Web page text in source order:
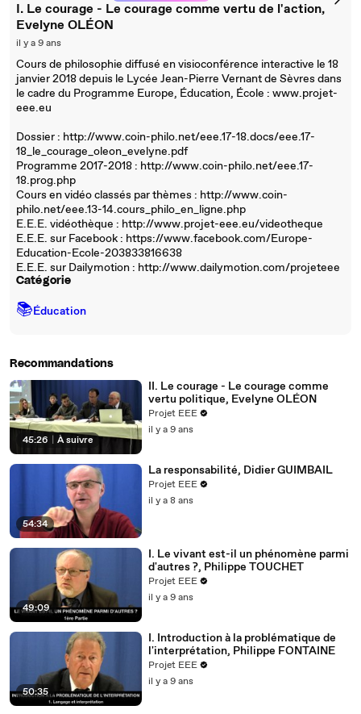
I. Le courage - Le courage comme vertu de l'action,
Evelyne OLÉON
il y a 9 ans
Cours de philosophie diffusé en visioconférence interactive le 18
janvier 2018 depuis le Lycée Jean-Pierre Vernant de Sèvres dans
le cadre du Programme Europe, Éducation, École : www.projet-
eee.eu
Dossier : http://www.coin-philo.net/eee.17-18.docs/eee.17-
18_le_courage_oleon_evelyne.pdf
Programme 2017-2018 : http://www.coin-philo.net/eee.17-
18.prog.php
Cours en vidéo classés par thèmes : http://www.coin-
philo.net/eee.13-14.cours_philo_en_ligne.php
E.E.E. vidéothèque : http://www.projet-eee.eu/videotheque
E.E.E. sur Facebook : https://www.facebook.com/Europe-
Education-Ecole-203833816638
E.E.E. sur Dailymotion : http://www.dailymotion.com/projeteee
Catégorie
📚Éducation
Recommandations
45:26 À suivre
II. Le courage - Le courage comme
vertu politique, Evelyne OLÉON
Projet EEE
il y a 9 ans
54:34
La responsabilité, Didier GUIMBAIL
Projet EEE
il y a 8 ans
49:09
I. Le vivant est-il un phénomène parmi
d'autres ?, Philippe TOUCHET
Projet EEE
il y a 9 ans
50:35
I. Introduction à la problématique de
l'interprétation, Philippe FONTAINE
Projet EEE
il y a 9 ans